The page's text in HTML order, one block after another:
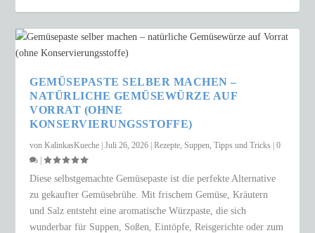
GEMÜSEPASTE SELBER MACHEN –
NATÜRLICHE GEMÜSEWÜRZE AUF
VORRAT (OHNE
KONSERVIERUNGSSTOFFE)
vonKalinkasKueche |Juli 26, 2026 |Rezepte,Suppen,Tipps und Tricks |0
|
Diese selbstgemachte Gemüsepaste ist die perfekte Alternative
zu gekaufter Gemüsebrühe. Mit frischem Gemüse, Kräutern
und Salz entsteht eine aromatische Würzpaste, die sich
wunderbar für Suppen, Soßen, Eintöpfe, Reisgerichte oder zum